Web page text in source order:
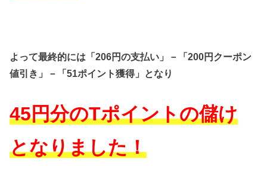
よって最終的には「206円の支払い」－「200円クーポン
値引き」－「51ポイント獲得」となり
45円分のTポイントの儲け
となりました！